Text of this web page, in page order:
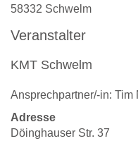
58332 Schwelm
Veranstalter
KMT Schwelm
Ansprechpartner/-in: Tim
Adresse
Döinghauser Str. 37